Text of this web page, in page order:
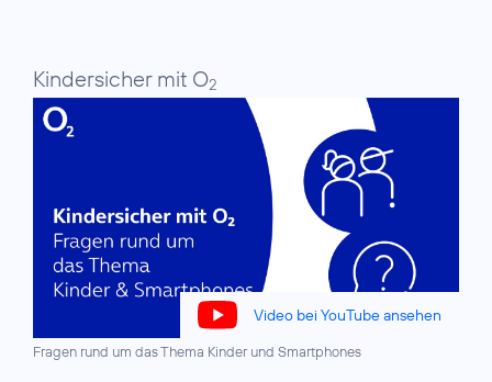
Kindersicher mit O2
Video bei YouTube ansehen
Fragen rund um das Thema Kinder und Smartphones